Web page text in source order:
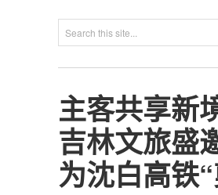
主客共享新
吉林文旅盛
为沈白高铁